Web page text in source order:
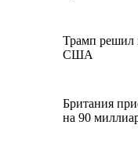
Трамп решил
США
Британия
на 90